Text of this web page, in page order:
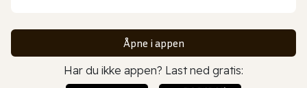
Åpne i appen
Har du ikke appen? Last ned gratis: